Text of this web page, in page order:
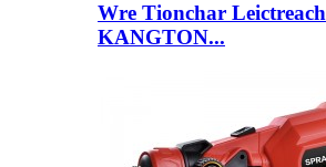
Wre Tionchar Leictreach
KANGTON...